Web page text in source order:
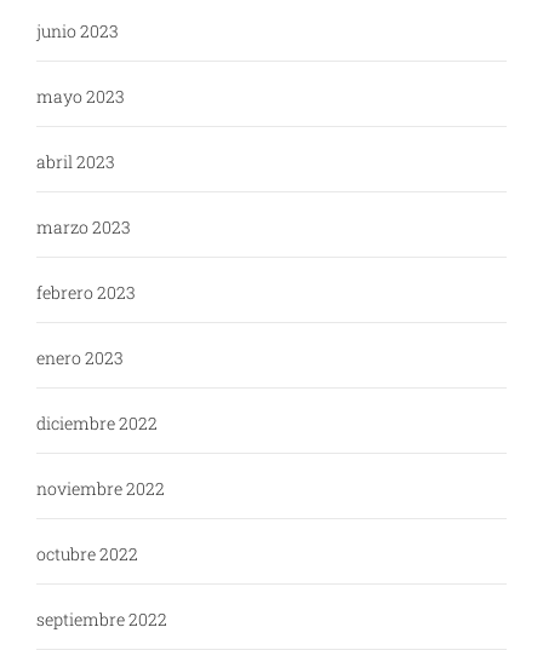
junio 2023
mayo 2023
abril 2023
marzo 2023
febrero 2023
enero 2023
diciembre 2022
noviembre 2022
octubre 2022
septiembre 2022